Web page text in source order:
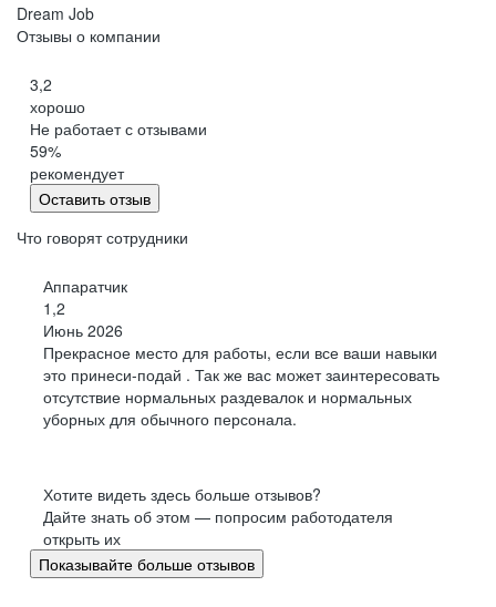
Dream Job
Отзывы о компании
3,2
хорошо
Не работает с отзывами
59%
рекомендует
Оставить отзыв
Что говорят сотрудники
Аппаратчик
1,2
Июнь 2026
Прекрасное место для работы, если все ваши навыки
это принеси-подай . Так же вас может заинтересовать
отсутствие нормальных раздевалок и нормальных
уборных для обычного персонала.
Хотите видеть здесь больше отзывов?
Дайте знать об этом — попросим работодателя
открыть их
Показывайте больше отзывов